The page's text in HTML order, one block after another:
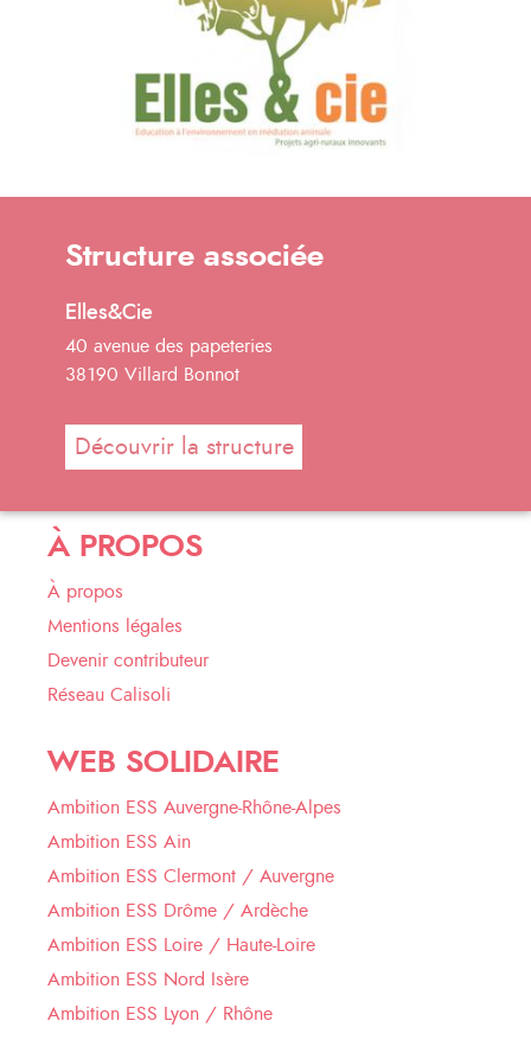
Structure associée
Elles&Cie
40 avenue des papeteries
38190 Villard Bonnot
Découvrir la structure
À PROPOS
À propos
Mentions légales
Devenir contributeur
Réseau Calisoli
WEB SOLIDAIRE
Ambition ESS Auvergne-Rhône-Alpes
Ambition ESS Ain
Ambition ESS Clermont / Auvergne
Ambition ESS Drôme / Ardèche
Ambition ESS Loire / Haute-Loire
Ambition ESS Nord Isère
Ambition ESS Lyon / Rhône